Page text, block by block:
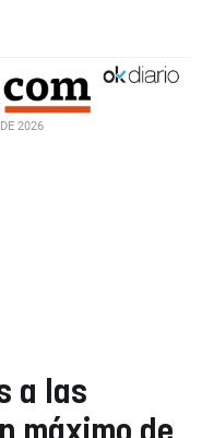
2026
a las